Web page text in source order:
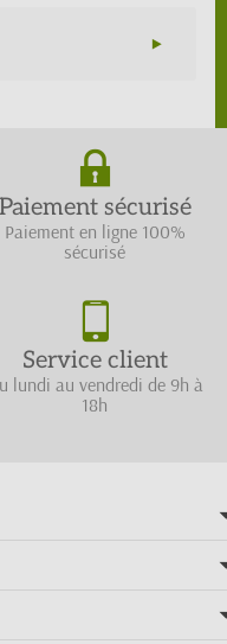
Paiement sécurisé
Paiement en ligne 100%
sécurisé
Service client
lundi au vendredi de 9h à
18h